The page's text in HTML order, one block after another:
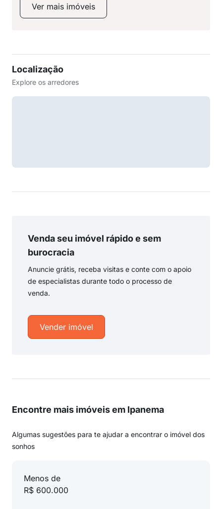
Ver mais imóveis
Localização
Explore os arredores
Venda seu imóvel rápido e sem
burocracia
Anuncie grátis, receba visitas e conte com o apoio
de especialistas durante todo o processo de
venda.
Vender imóvel
Encontre mais imóveis em Ipanema
Algumas sugestões para te ajudar a encontrar o imóvel dos
sonhos
Menos de
R$ 600.000